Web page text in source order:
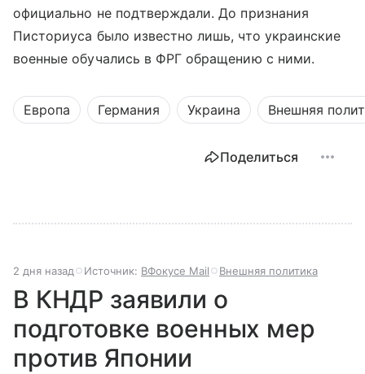
официально не подтверждали. До признания
Писториуса было известно лишь, что украинские
военные обучались в ФРГ обращению с ними.
Европа Германия Украина Внешняя
Поделиться
2 дня назад Источник: ВФокусе Mail Внешняя политика
В КНДР заявили о
подготовке военных мер
против Японии